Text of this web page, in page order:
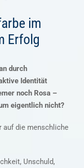
im
Erfolg
durch
Identität
noch Rosa –
eigentlich nicht?
auf die menschliche
Unschuld,